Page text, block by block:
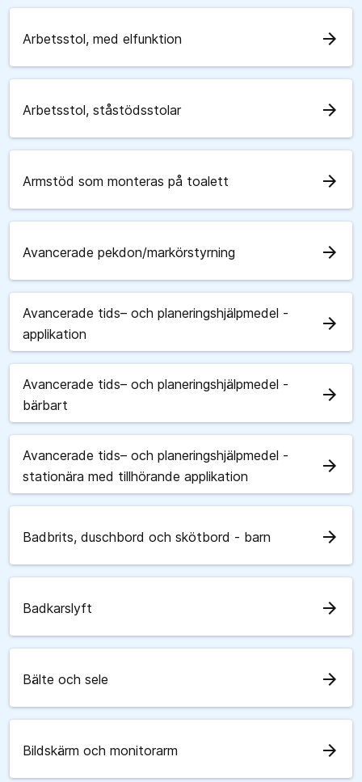
Arbetsstol, med elfunktion arrow_forward
Arbetsstol, ståstödsstolar arrow_forward
Armstöd som monteras på toalett arrow_forward
Avancerade pekdon/markörstyrning arrow_forward
Avancerade tids– och planeringshjälpmedel -
applikation
arrow_forward
Avancerade tids– och planeringshjälpmedel -
bärbart
arrow_forward
Avancerade tids– och planeringshjälpmedel -
stationära med tillhörande applikation
arrow_forward
Badbrits, duschbord och skötbord - barn arrow_forward
Badkarslyft arrow_forward
Bälte och sele arrow_forward
Bildskärm och monitorarm arrow_forward